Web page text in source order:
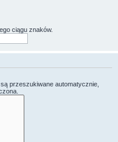
ciągu znaków.
przeszukiwane automatycznie,